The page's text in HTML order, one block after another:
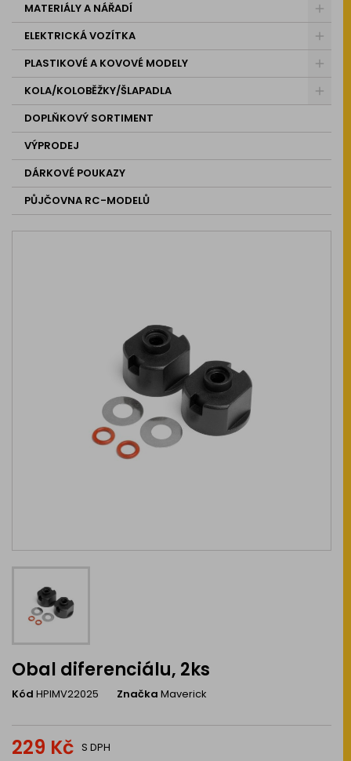
MATERIÁLY A NÁŘADÍ
ELEKTRICKÁ VOZÍTKA
PLASTIKOVÉ A KOVOVÉ MODELY
KOLA/KOLOBĚŽKY/ŠLAPADLA
DOPLŇKOVÝ SORTIMENT
VÝPRODEJ
DÁRKOVÉ POUKAZY
PŮJČOVNA RC-MODELŮ
Obal diferenciálu, 2ks
Kód HPIMV22025 Značka Maverick
229 Kč S DPH